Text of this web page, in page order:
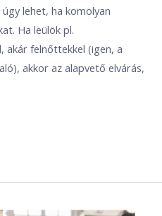
lehet, ha komolyan
Ha leülök pl.
akár felnőttekkel (igen, a
akkor az alapvető elvárás,